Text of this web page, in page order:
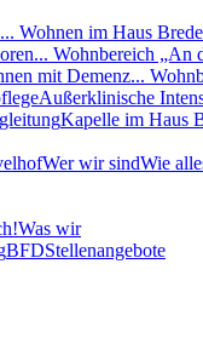
... Wohnen im Haus
... Wohnbereich „An
mit Demenz...
Außerklinische
Kapelle im Haus
Wer wir sindWie
Was wir
BFDStellenangebote